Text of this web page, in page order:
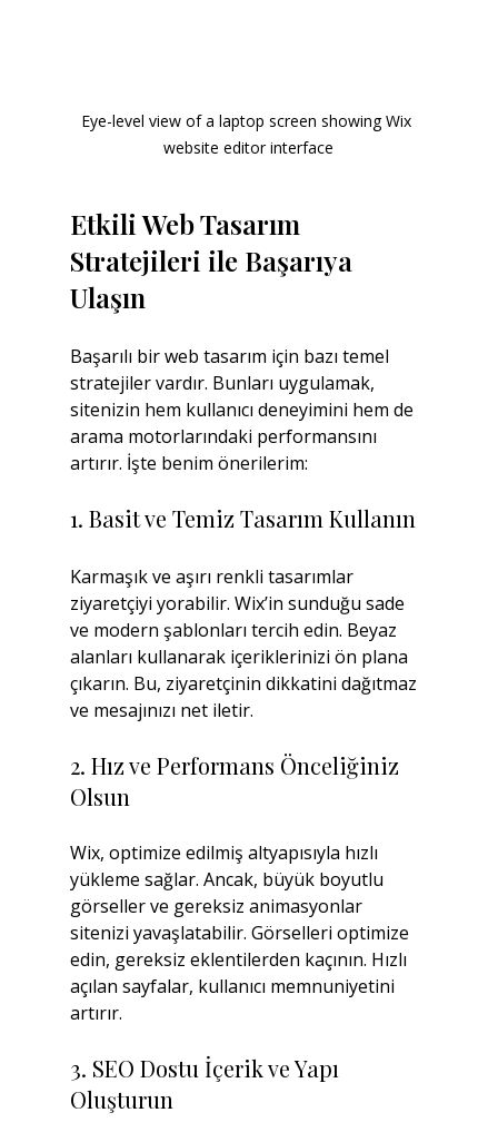
Eye-level view of a laptop screen showing Wix
website editor interface
Etkili Web Tasarım
Stratejileri ile Başarıya
Ulaşın
Başarılı bir web tasarım için bazı temel
stratejiler vardır. Bunları uygulamak,
sitenizin hem kullanıcı deneyimini hem de
arama motorlarındaki performansını
artırır. İşte benim önerilerim:
1. Basit ve Temiz Tasarım Kullanın
Karmaşık ve aşırı renkli tasarımlar
ziyaretçiyi yorabilir. Wix’in sunduğu sade
ve modern şablonları tercih edin. Beyaz
alanları kullanarak içeriklerinizi ön plana
çıkarın. Bu, ziyaretçinin dikkatini dağıtmaz
ve mesajınızı net iletir.
2. Hız ve Performans Önceliğiniz
Olsun
Wix, optimize edilmiş altyapısıyla hızlı
yükleme sağlar. Ancak, büyük boyutlu
görseller ve gereksiz animasyonlar
sitenizi yavaşlatabilir. Görselleri optimize
edin, gereksiz eklentilerden kaçının. Hızlı
açılan sayfalar, kullanıcı memnuniyetini
artırır.
3. SEO Dostu İçerik ve Yapı
Oluşturun